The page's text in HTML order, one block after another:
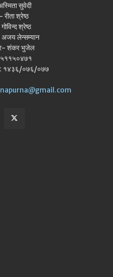
सुवेदी
रीता श्रेष्ठ
श्रेष्ठ
अजय लेन्सम्यान
शंकर भुजेल
न: १४३६/०७६/०७७